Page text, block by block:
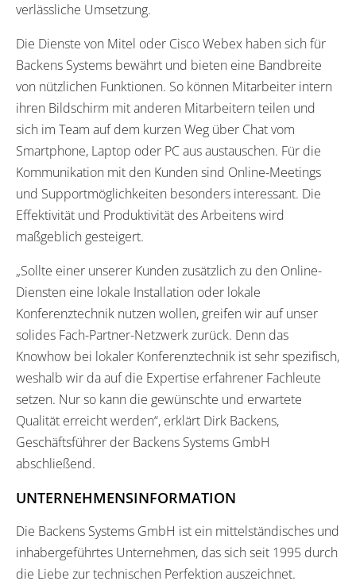
verlässliche Umsetzung.
Die Dienste von Mitel oder Cisco Webex haben sich für
Backens Systems bewährt und bieten eine Bandbreite
von nützlichen Funktionen. So können Mitarbeiter intern
ihren Bildschirm mit anderen Mitarbeitern teilen und
sich im Team auf dem kurzen Weg über Chat vom
Smartphone, Laptop oder PC aus austauschen. Für die
Kommunikation mit den Kunden sind Online-Meetings
und Supportmöglichkeiten besonders interessant. Die
Effektivität und Produktivität des Arbeitens wird
maßgeblich gesteigert.
„Sollte einer unserer Kunden zusätzlich zu den Online-
Diensten eine lokale Installation oder lokale
Konferenztechnik nutzen wollen, greifen wir auf unser
solides Fach-Partner-Netzwerk zurück. Denn das
Knowhow bei lokaler Konferenztechnik ist sehr spezifisch,
weshalb wir da auf die Expertise erfahrener Fachleute
setzen. Nur so kann die gewünschte und erwartete
Qualität erreicht werden“, erklärt Dirk Backens,
Geschäftsführer der Backens Systems GmbH
abschließend.
UNTERNEHMENSINFORMATION
Die Backens Systems GmbH ist ein mittelständisches und
inhabergeführtes Unternehmen, das sich seit 1995 durch
die Liebe zur technischen Perfektion auszeichnet.